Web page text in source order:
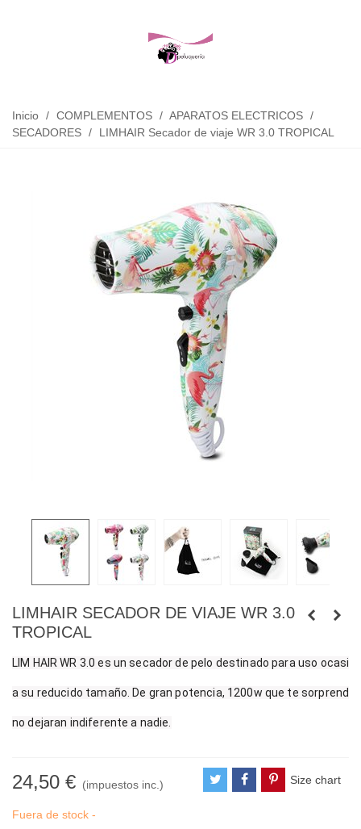
Inicio / COMPLEMENTOS / APARATOS ELECTRICOS /
SECADORES / LIMHAIR Secador de viaje WR 3.0 TROPICAL
LIMHAIR SECADOR DE VIAJE WR 3.0
TROPICAL
LIM HAIR WR 3.0 es un secador de pelo destinado para uso
a su reducido tamaño. De gran potencia, 1200w que te
no dejaran indiferente a nadie.
24,50 € (impuestos inc.) Size chart
Fuera de stock -